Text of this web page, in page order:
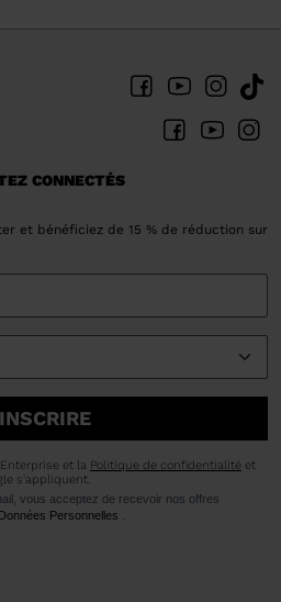
CONNECTÉS
et bénéficiez de 15 % de réduction sur
et la Politique de confidentialité et
s'appliquent.
vous acceptez de recevoir nos offres
Données Personnelles .